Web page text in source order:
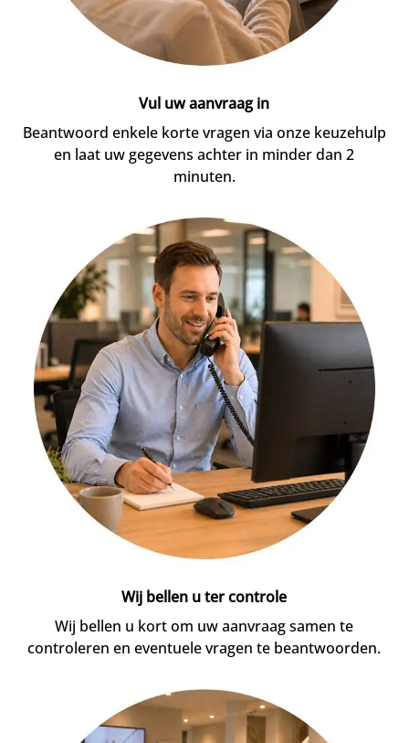
Vul uw aanvraag in
Beantwoord enkele korte vragen via onze keuzehulp
en laat uw gegevens achter in minder dan 2
minuten.
Wij bellen u ter controle
Wij bellen u kort om uw aanvraag samen te
controleren en eventuele vragen te beantwoorden.